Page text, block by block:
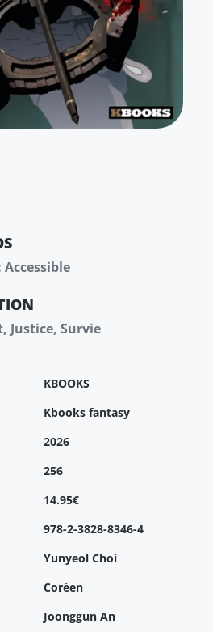
Justice, Survie
KBOOKS
Kbooks fantasy
2026
256
14.95€
978-2-3828-8346-4
Yunyeol Choi
Coréen
Joonggun An